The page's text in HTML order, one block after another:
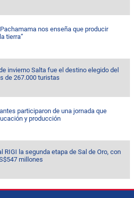
nos enseña que producir
tierra”
invierno Salta fue el destino elegido del
de 267.000 turistas
participaron de una jornada que
y producción
RIGI la segunda etapa de Sal de Oro, con
millones